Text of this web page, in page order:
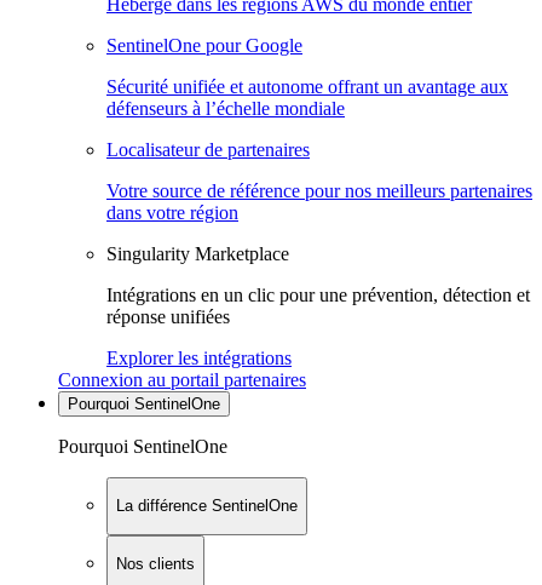
Hébergé dans les régions AWS du monde entier
SentinelOne pour Google
Sécurité unifiée et autonome offrant un avantage aux
défenseurs à l’échelle mondiale
Localisateur de partenaires
Votre source de référence pour nos meilleurs partenaires
dans votre région
Singularity Marketplace
Intégrations en un clic pour une prévention, détection et
réponse unifiées
Explorer les intégrations
Connexion au portail partenaires
Pourquoi SentinelOne
Pourquoi SentinelOne
La différence SentinelOne
Nos clients